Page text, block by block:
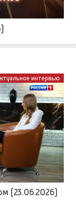
интервью
(23.06.2026)